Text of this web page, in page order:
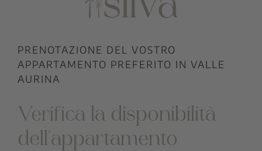
PRENOTAZIONE DEL VOSTRO
APPARTAMENTO PREFERITO IN VALLE
AURINA
Verifica la disponibilità
dell’appartamento